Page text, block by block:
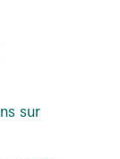
sur